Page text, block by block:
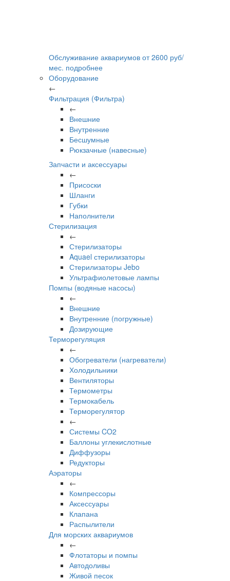
Обслуживание аквариумов от2600 руб/
мес. подробнее
Оборудование
←
Фильтрация (Фильтра)
←
Внешние
Внутренние
Бесшумные
Рюкзачные (навесные)
Запчасти и аксессуары
←
Присоски
Шланги
Губки
Наполнители
Стерилизация
←
Стерилизаторы
Aquael стерилизаторы
Стерилизаторы Jebo
Ультрафиолетовые лампы
Помпы (водяные насосы)
←
Внешние
Внутренние (погружные)
Дозирующие
Терморегуляция
←
Обогреватели (нагреватели)
Холодильники
Вентиляторы
Термометры
Термокабель
Терморегулятор
←
Системы CO2
Баллоны углекислотные
Диффузоры
Редукторы
Аэраторы
←
Компрессоры
Аксессуары
Клапана
Распылители
Для морских аквариумов
←
Флотаторы и помпы
Автодоливы
Живой песок